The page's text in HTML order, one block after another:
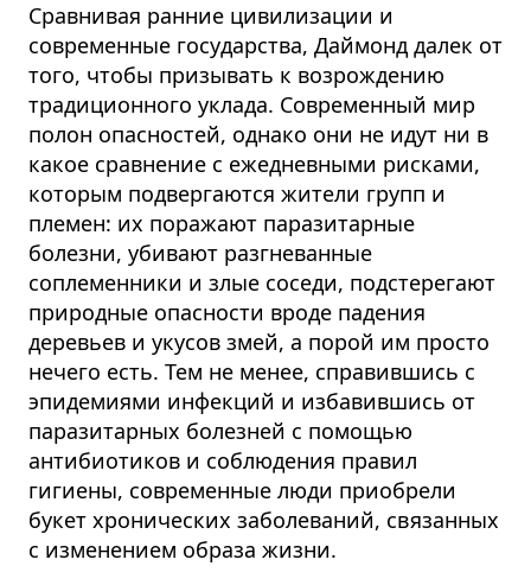
Сравнивая ранние цивилизации и
современные государства, Даймонд далек от
того, чтобы призывать к возрождению
традиционного уклада. Современный мир
полон опасностей, однако они не идут ни в
какое сравнение с ежедневными рисками,
которым подвергаются жители групп и
племен: их поражают паразитарные
болезни, убивают разгневанные
соплеменники и злые соседи, подстерегают
природные опасности вроде падения
деревьев и укусов змей, а порой им просто
нечего есть. Тем не менее, справившись с
эпидемиями инфекций и избавившись от
паразитарных болезней с помощью
антибиотиков и соблюдения правил
гигиены, современные люди приобрели
букет хронических заболеваний, связанных
с изменением образа жизни.